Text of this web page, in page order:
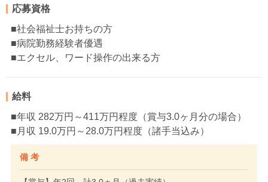
応募資格
■社会福祉士お持ちの方
■病院勤務経験者優遇
■エクセル、ワード操作の出来る方
給料
■年収 282万円～411万円程度（賞与3.0ヶ月分の場合）
■月収 19.0万円～28.0万円程度（諸手当込み）
備 考